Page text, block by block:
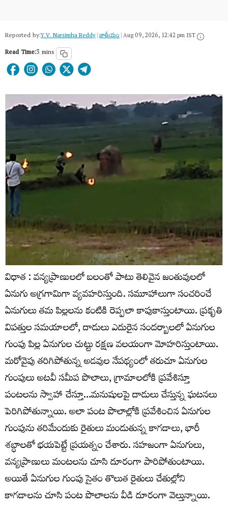
Reported by:Y.V. Narsimha Reddy|జాతీయం|Aug 09, 2026, 12:42 pm IST
Read Time:3 mins
విధాత : వన్యప్రాణులలో బలంతో పాటు తెలివైన జంతువులలో
ఏనుగు అగ్రగామిగా వ్యవహరిస్తుంది. సమూహాలుగా సంచరించే
ఏనుగులు తమ పిల్లలను కంటికి రెప్పలా కాపుకాస్తుంటాయి. ప్రకృతి
విపత్తుల సమయాలలో, దాడులు ఎదురైన సందర్బాలలో ఏనుగుల
గుంపు పిల్ల ఏనుగుల చుట్టు రక్షణ వలయంగా మోహరిస్తుంటాయి.
మరోవైపు తరిగిపోతున్న అడవుల నేపథ్యంలో తరుచూ ఏనుగుల
గుంపులు అటవీ సమీప పొలాలు, గ్రామాలలోకి ప్రవేశిస్తూ
పంటలను స్వాహా చేస్తూ…మనుషులపై దాడులు చేస్తున్న ఘటనలు
పెరిగిపోతున్నాయి. అలా పంట పొలాల్లోకి ప్రవేశించిన ఏనుగుల
గుంపును తరిమేందుకు రైతులు మండుతున్న కాగడాలు, భారీ
శబ్ధాలతో భయపెట్టే ప్రయత్నం చేశారు. సహజంగా ఏనుగులు,
వన్యప్రాణులు మంటలను చూసి దూరంగా పారిపోతుంటాయి.
అయితే ఏనుగుల గుంపు సైతం తొలుత రైతులు చేతుల్లోని
కాగడాలను చూసి పంట పొలాలను వీడి దూరంగా వెల్తున్నాయి.